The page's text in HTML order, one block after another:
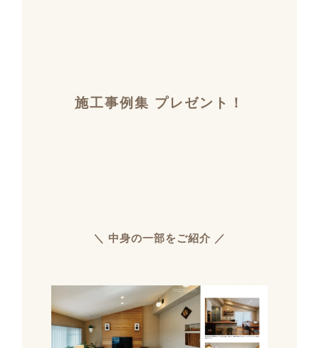
施工事例集 プレゼント！
＼ 中身の一部をご紹介 ／